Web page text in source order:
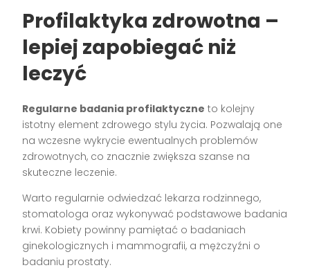
Profilaktyka zdrowotna –
lepiej zapobiegać niż
leczyć
Regularne badania profilaktyczne to kolejny
istotny element zdrowego stylu życia. Pozwalają one
na wczesne wykrycie ewentualnych problemów
zdrowotnych, co znacznie zwiększa szanse na
skuteczne leczenie.
Warto regularnie odwiedzać lekarza rodzinnego,
stomatologa oraz wykonywać podstawowe badania
krwi. Kobiety powinny pamiętać o badaniach
ginekologicznych i mammografii, a mężczyźni o
badaniu prostaty.